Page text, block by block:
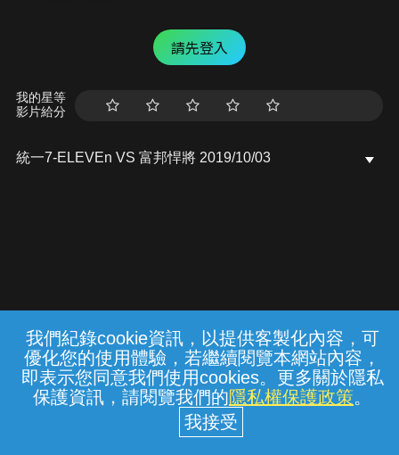
我們紀錄cookie資訊，以提供客製化內容，可
優化您的使用體驗，若繼續閱覽本網站內容，
即表示您同意我們使用cookies。更多關於隱私
保護資訊，請閱覽我們的隱私權保護政策。
請先登入
我的星等
影片給分
統一7-ELEVEn VS 富邦悍將 2019/10/03
常見問題 線上客服 服務條款 隱私權保護
中華電信股份有限公司個人家庭分公司
(統一編號：96979949) © 2026
{{notifyMsg}}